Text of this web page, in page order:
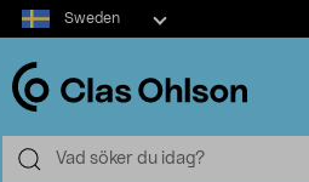
Select
market
Sweden